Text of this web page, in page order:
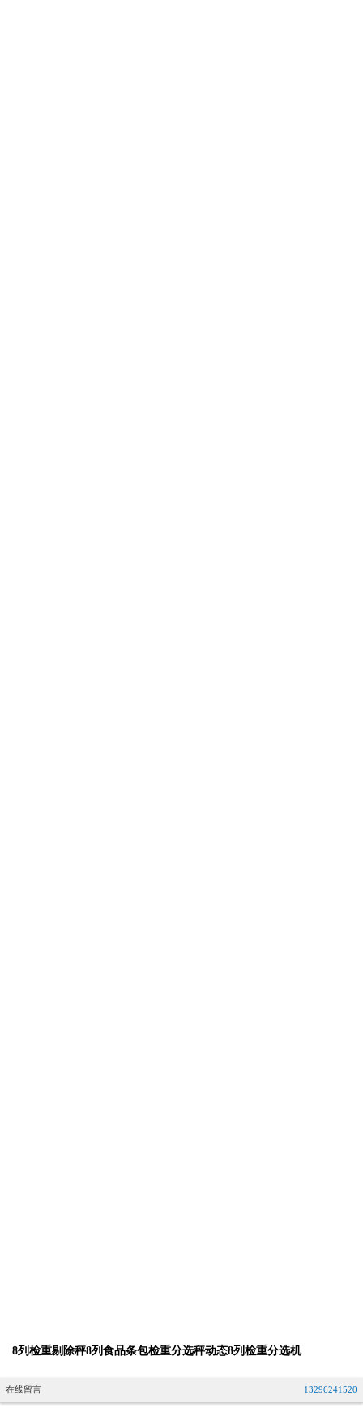
8列检重剔除秤8列食品条包检重分选秤动态8列检重分选机
在线留言 13296241520